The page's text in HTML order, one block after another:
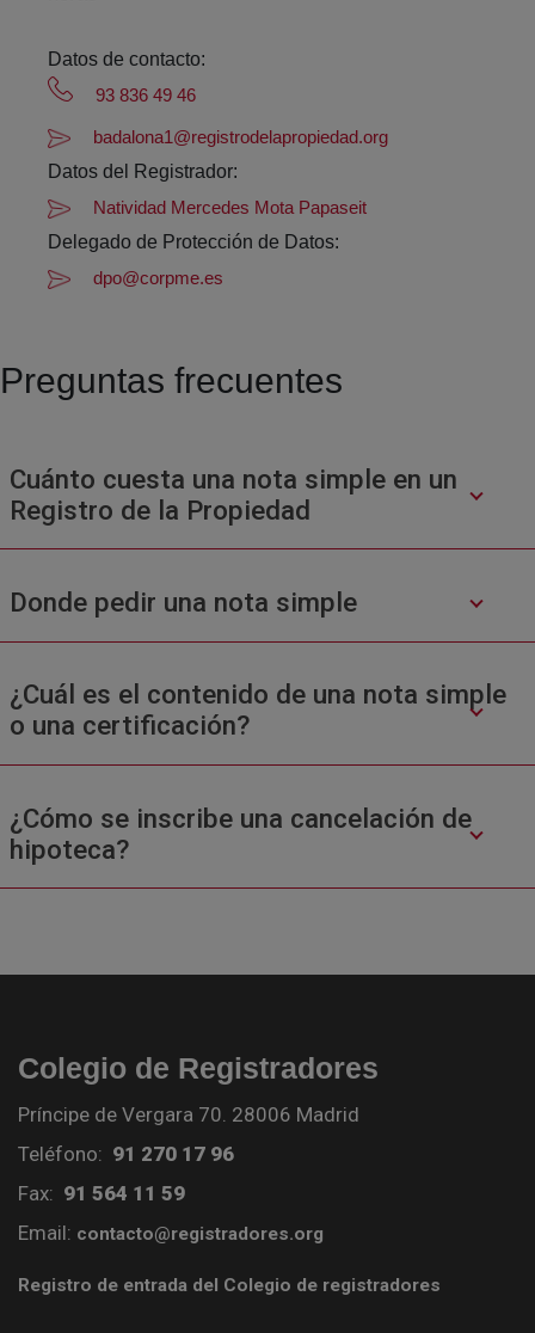
Datos de contacto:
93 836 49 46
badalona1@registrodelapropiedad.org
Datos del Registrador:
Natividad Mercedes Mota Papaseit
Delegado de Protección de Datos:
dpo@corpme.es
Preguntas frecuentes
Cuánto cuesta una nota simple en un
Registro de la Propiedad
Donde pedir una nota simple
¿Cuál es el contenido de una nota simple
o una certificación?
¿Cómo se inscribe una cancelación de
hipoteca?
Colegio de Registradores
Príncipe de Vergara 70. 28006 Madrid
Teléfono: 91 270 17 96
Fax: 91 564 11 59
Email: contacto@registradores.org
Registro de entrada del Colegio de registradores